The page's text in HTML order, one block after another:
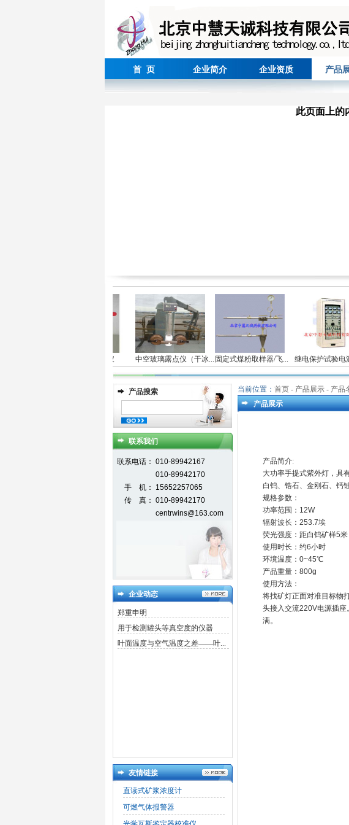
首 页 企业简介 企业资质 产品
此页面上的
中空玻璃露点仪（干冰...固定式煤粉取样器/飞... 继电保护试验电源
产品搜索
联系我们
联系电话： 010-89942167
010-89942170
手 机：
15652257065
传 真： 010-89942170
centrwins@163.com
企业动态
郑重申明
用于检测罐头等真空度的仪器
叶面温度与空气温度之差——叶...
友情链接
直读式矿浆浓度计
可燃气体报警器
当前位置： 首页 - 产品展示 - 产品
产品展示
产品简介:
大功率手提式紫外灯，具
白钨、锆石、金刚石、钙
规格参数：
功率范围：12W
辐射波长：253.7埃
荧光强度：距白钨矿样5
使用时长：约6小时
环境温度：0~45℃
产品重量：800g
使用方法：
将找矿灯正面对准目标物
头接入交流220V电源插
满。